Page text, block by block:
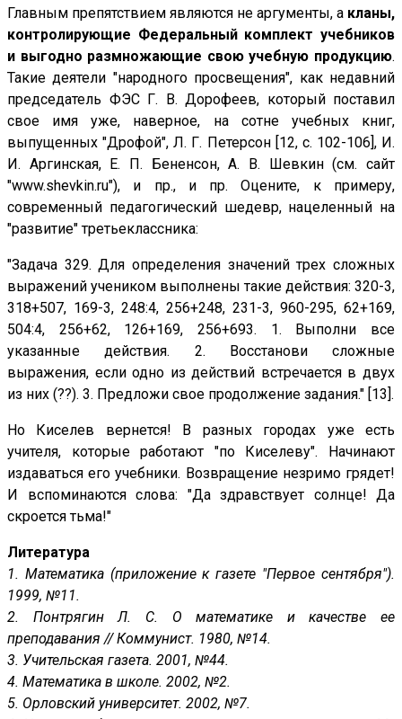
Главным препятствием являются не аргументы, а кланы,
контролирующие Федеральный комплект учебников
и выгодно размножающие свою учебную продукцию.
Такие деятели "народного просвещения", как недавний
председатель ФЭС Г. В. Дорофеев, который поставил
свое имя уже, наверное, на сотне учебных книг,
выпущенных "Дрофой", Л. Г. Петерсон [12, с. 102-106], И.
И. Аргинская, Е. П. Бененсон, А. В. Шевкин (см. сайт
"www.shevkin.ru"), и пр., и пр. Оцените, к примеру,
современный педагогический шедевр, нацеленный на
"развитие" третьеклассника:
"Задача 329. Для определения значений трех сложных
выражений учеником выполнены такие действия: 320-3,
318+507, 169-3, 248:4, 256+248, 231-3, 960-295, 62+169,
504:4, 256+62, 126+169, 256+693. 1. Выполни все
указанные действия. 2. Восстанови сложные
выражения, если одно из действий встречается в двух
из них (??). 3. Предложи свое продолжение задания." [13].
Но Киселев вернется! В разных городах уже есть
учителя, которые работают "по Киселеву". Начинают
издаваться его учебники. Возвращение незримо грядет!
И вспоминаются слова: "Да здравствует солнце! Да
скроется тьма!"
Литература
1. Математика (приложение к газете "Первое сентября").
1999, №11.
2. Понтрягин Л. С. О математике и качестве ее
преподавания // Коммунист. 1980, №14.
3. Учительская газета. 2001, №44.
4. Математика в школе. 2002, №2.
5. Орловский университет. 2002, №7.